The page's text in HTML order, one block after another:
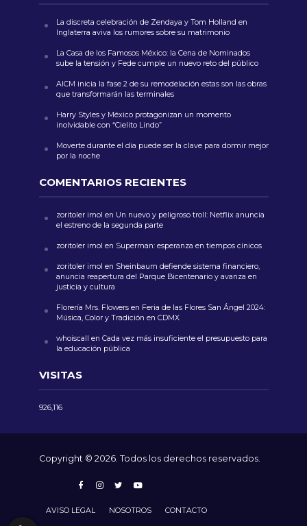
La discreta celebración de Zendaya y Tom Holland en
Inglaterra aviva los rumores sobre su matrimonio
La Casa de los Famosos México: la Cena de Nominados
sube la tensión y Fede cumple un nuevo reto del público
AICM inicia la fase 2 de su remodelación estas son las obras
que transformarán las terminales
Harry Styles y México protagonizan un momento
inolvidable con “Cielito Lindo”
Moverte durante el día puede ser la clave para dormir mejor
por la noche
COMENTARIOS RECIENTES
zoritoler imol en Un nuevo y peligroso troll: Netflix anuncia
el estreno de la segunda parte
zoritoler imol en Superman: esperanza en tiempos cínicos
zoritoler imol en Sheinbaum defiende sistema financiero,
anuncia reapertura del Parque Bicentenario y avanza en
justicia y cultura
Florería Mrs. Flowersen Feria de las Flores San Ángel 2024:
Música, Color y Tradición en CDMX
whoiscall en Cada vez más insuficiente el presupuesto para
la educación pública
VISITAS
926,116
Copyright © 2026. Todos los derechos reservados.
AVISO LEGAL NOSOTROS CONTACTO